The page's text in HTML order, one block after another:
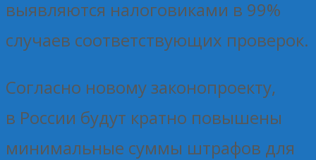
выявляются налоговиками в 99%
случаев соответствующих проверок.
Согласно новому законопроекту,
в России будут кратно повышены
минимальные суммы штрафов для